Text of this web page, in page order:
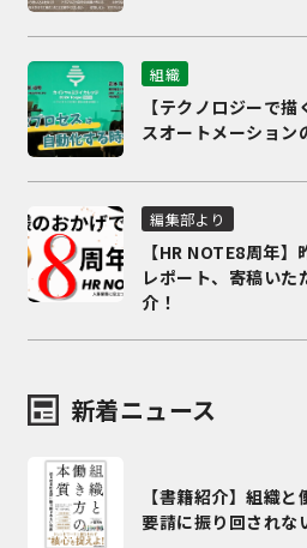
組織
【テクノロジーで
スオートメーション
編集部より
【HR NOTE8周年
レポート、寄稿い
介！
新着ニュース
【書籍紹介】組織
要請に振り回されな